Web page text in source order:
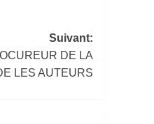
Suivant:
DE LA
LES AUTEURS